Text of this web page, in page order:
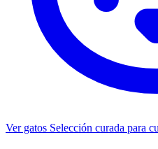
Ver gatos Selección curada para